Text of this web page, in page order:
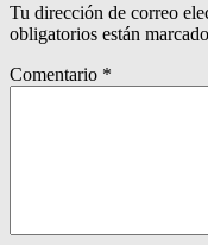
Tu dirección de correo
obligatorios están
Comentario *